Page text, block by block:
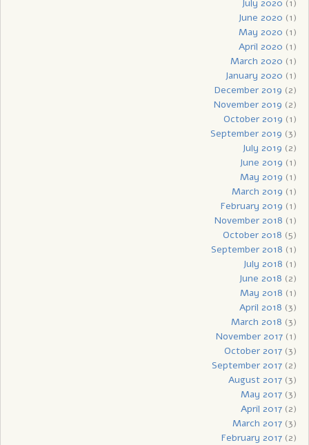
July 2020 (1)
June 2020 (1)
May 2020 (1)
April 2020 (1)
March 2020 (1)
January 2020 (1)
December 2019 (2)
November 2019 (2)
October 2019 (1)
September 2019 (3)
July 2019 (2)
June 2019 (1)
May 2019 (1)
March 2019 (1)
February 2019 (1)
November 2018 (1)
October 2018 (5)
September 2018 (1)
July 2018 (1)
June 2018 (2)
May 2018 (1)
April 2018 (3)
March 2018 (3)
November 2017(1)
October 2017(3)
September 2017(2)
August 2017(3)
May 2017(3)
April 2017(2)
March 2017(3)
February 2017(2)